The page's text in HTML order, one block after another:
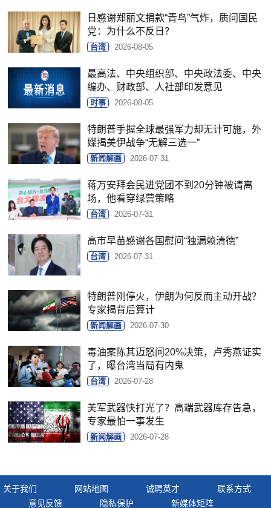
日感谢郑丽文捐款“青鸟”气炸，质问国民
党：为什么不反日？
台湾 2026-08-05
最高法、中央组织部、中央政法委、中央
编办、财政部、人社部印发意见
时事 2026-08-05
特朗普手握全球最强军力却无计可施，外
媒揭美伊战争“无解三选一”
新闻解画 2026-07-31
蒋万安拜会民进党团不到20分钟被请离
场，他看穿绿营策略
台湾 2026-07-31
高市早苗感谢各国慰问“独漏赖清德”
台湾 2026-07-31
特朗普刚停火，伊朗为何反而主动开战？
专家揭背后算计
新闻解画 2026-07-30
毒油案陈其迈怒问20%决策，卢秀燕证实
了，曝台湾当局有内鬼
台湾 2026-07-28
美军武器快打光了？高端武器库存告急，
专家最怕一事发生
新闻解画 2026-07-28
关于我们 网站地图 诚聘英才
联系方式
意见反馈
隐私保护 新媒体矩阵